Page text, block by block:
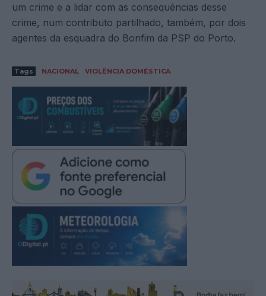
um crime e a lidar com as consequências desse
crime, num contributo partilhado, também, por dois
agentes da esquadra do Bonfim da PSP do Porto.
Tags NACIONAL VIOLÊNCIA DOMÉSTICA